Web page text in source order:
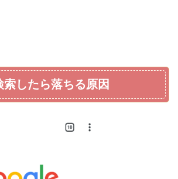
したら落ちる原因